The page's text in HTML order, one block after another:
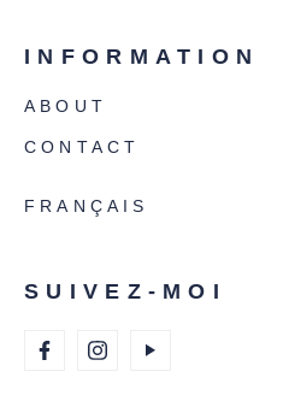
INFORMATION
ABOUT
CONTACT
FRANÇAIS
SUIVEZ-MOI